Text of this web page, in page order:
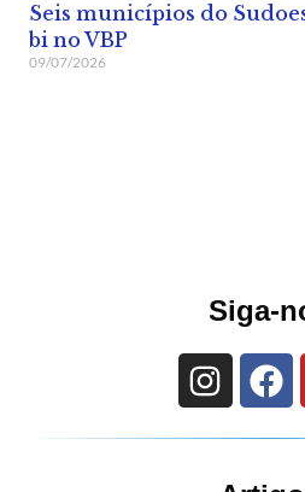
Seis municípios do
bi no VBP
09/07/2026
Siga-